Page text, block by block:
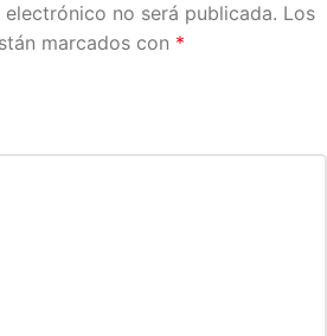
no será publicada. Los
marcados con *